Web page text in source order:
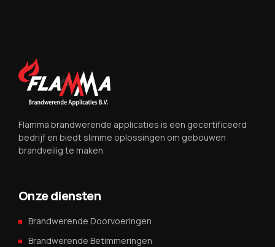
Flamma brandwerende applicaties is een gecertificeerd
bedrijf en biedt slimme oplossingen om gebouwen
brandveilig te maken.
Onze diensten
Brandwerende Doorvoeringen
Brandwerende Betimmeringen